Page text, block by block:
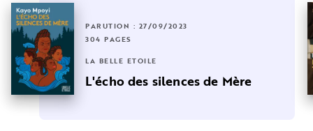
PARUTION : 27/09/2023
304 PAGES
LA BELLE ETOILE
L'écho des silences de Mère